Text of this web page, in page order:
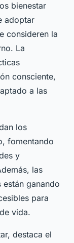
bienestar
adoptar
consideren la
La
consciente,
a las
los
fomentando
y
las
ganando
para
vida.
destaca el